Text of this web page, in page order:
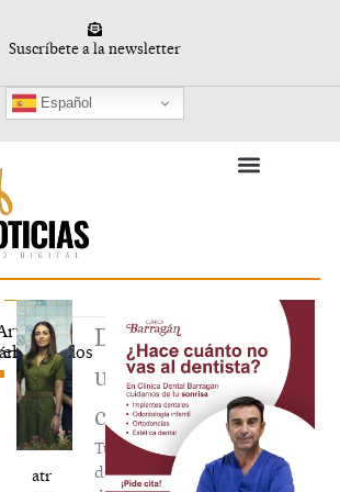
Suscríbete a la newsletter
Español
atr
Deja
un
comentario
Tu
dirección